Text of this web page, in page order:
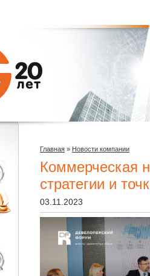
Главная » Новости компании
Коммерческая
стратегии и
03.11.2023